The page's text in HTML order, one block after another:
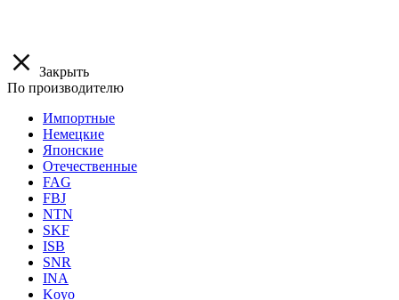
Закрыть
По производителю
Импортные
Немецкие
Японские
Отечественные
FAG
FBJ
NTN
SKF
ISB
SNR
INA
Koyo